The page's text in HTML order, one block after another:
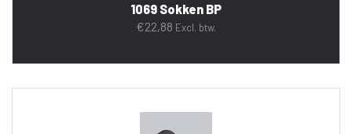
1069 Sokken BP
€22,88 Excl. btw.